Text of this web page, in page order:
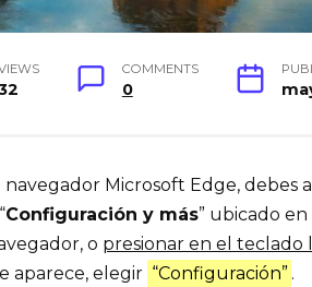
COMMENTS
0
Microsoft Edge, debes
“Configuración y más” ubicado en
o presionar en el teclado
aparece, elegir “Configuración” .